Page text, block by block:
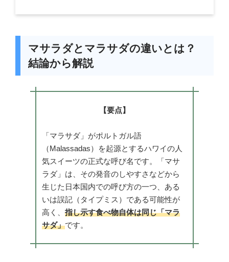
マサラダとマラサダの違いとは？
結論から解説
【要点】
「マラサダ」がポルトガル語
（Malassadas）を起源とするハワイの人
気スイーツの正式な呼び名です。「マサ
ラダ」は、その発音のしやすさなどから
生じた日本国内での呼び方の一つ、ある
いは誤記（タイプミス）である可能性が
高く、 指し示す食べ物自体は同じ「マラ
サダ」です。